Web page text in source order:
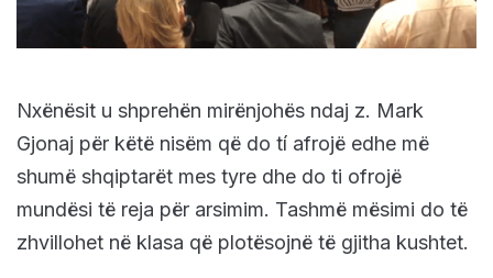
Nxënësit u shprehën mirënjohës ndaj z. Mark
Gjonaj për këtë nisëm që do tí afrojë edhe më
shumë shqiptarët mes tyre dhe do ti ofrojë
mundësi të reja për arsimim. Tashmë mësimi do të
zhvillohet në klasa që plotësojnë të gjitha kushtet.